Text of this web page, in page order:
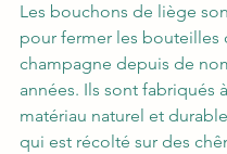
Les bouchons de liège
pour fermer les bouteilles
champagne depuis de
années. Ils sont fabriqués
matériau naturel et
qui est récolté sur des